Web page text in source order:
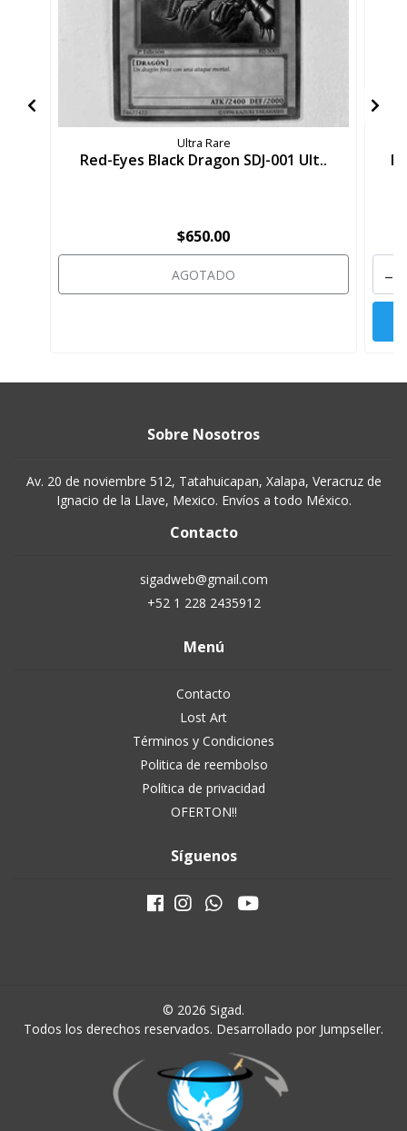
Ultra Rare
Red-Eyes Black Dragon SDJ-001 Ult..
$650.00
AGOTADO -
Sobre Nosotros
Av. 20 de noviembre 512, Tatahuicapan, Xalapa, Veracruz de
Ignacio de la Llave, Mexico. Envíos a todo México.
Contacto
sigadweb@gmail.com
+52 1 228 2435912
Menú
Contacto
Lost Art
Términos y Condiciones
Politica de reembolso
Política de privacidad
OFERTON!!
Síguenos
© 2026 Sigad.
Todos los derechos reservados. Desarrollado por Jumpseller.